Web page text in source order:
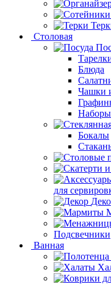
Столовая
Блюда
Чашки
Бокалы
для
Подсвечники
Ванная